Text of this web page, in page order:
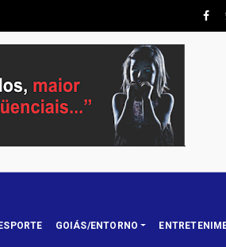
ESPORTE GOIÁS/ENTORNO